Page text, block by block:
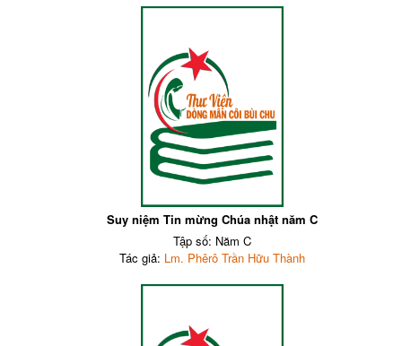
Suy niệm Tin mừng Chúa nhật năm C
Tập số: Năm C
Tác giả: Lm. Phêrô Trần Hữu Thành